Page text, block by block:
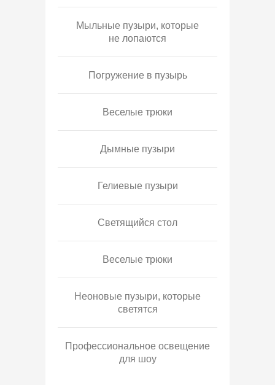
Мыльные пузыри, которые
не лопаются
Погружение в пузырь
Веселые трюки
Дымные пузыри
Гелиевые пузыри
Светящийся стол
Веселые трюки
Неоновые пузыри, которые
светятся
Профессиональное освещение
для шоу